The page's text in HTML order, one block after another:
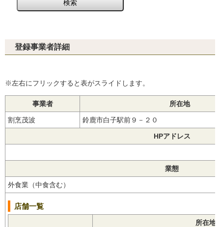
登録事業者詳細
※左右にフリックすると表がスライドします。
事業者 所在地
割烹茂波 鈴鹿市白子駅前９－２０
HPアドレス
業態
外食業（中食含む）
店舗一覧
所在地